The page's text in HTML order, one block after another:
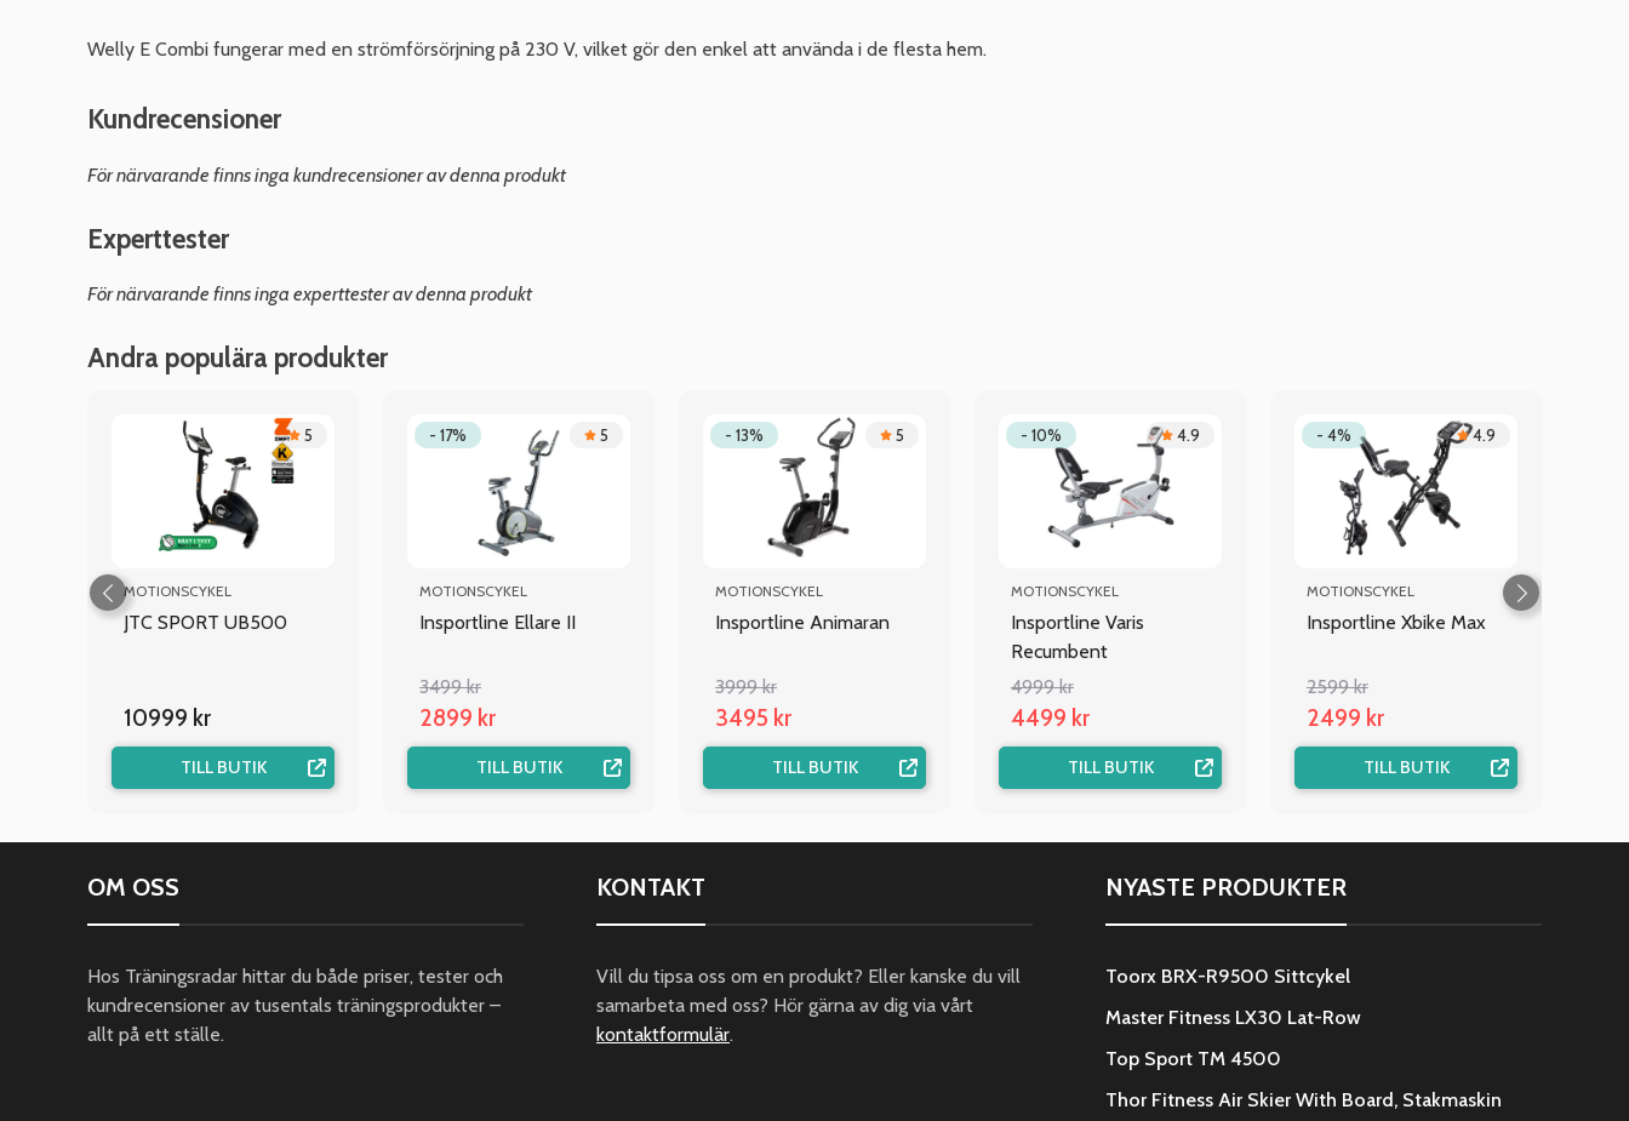
Welly E Combi fungerar med en strömförsörjning på 230 V, vilket gör den enkel att använda i de flesta hem.
Kundrecensioner
För närvarande finns inga kundrecensioner av denna produkt
Experttester
För närvarande finns inga experttester av denna produkt
Andra populära produkter
5
MOTIONSCYKEL
JTC SPORT UB500
10999 kr
TILL BUTIK
- 17% 5
MOTIONSCYKEL
Insportline Ellare II
3499 kr
2899 kr
TILL BUTIK
- 13% 5
MOTIONSCYKEL
Insportline Animaran
3999 kr
3495 kr
TILL BUTIK
- 10% 4.9
MOTIONSCYKEL
Insportline Varis
Recumbent
4999 kr
4499 kr
TILL BUTIK
- 4% 4.9
MOTIONSCYKEL
Insportline Xbike Max
2599 kr
2499 kr
TILL BUTIK
OM OSS
Hos Träningsradar hittar du både priser, tester och
kundrecensioner av tusentals träningsprodukter –
allt på ett ställe.
KONTAKT
Vill du tipsa oss om en produkt? Eller kanske du vill
samarbeta med oss? Hör gärna av dig via vårt
kontaktformulär.
NYASTE PRODUKTER
Toorx BRX-R9500 Sittcykel
Master Fitness LX30 Lat-Row
Top Sport TM 4500
Thor Fitness Air Skier With Board, Stakmaskin